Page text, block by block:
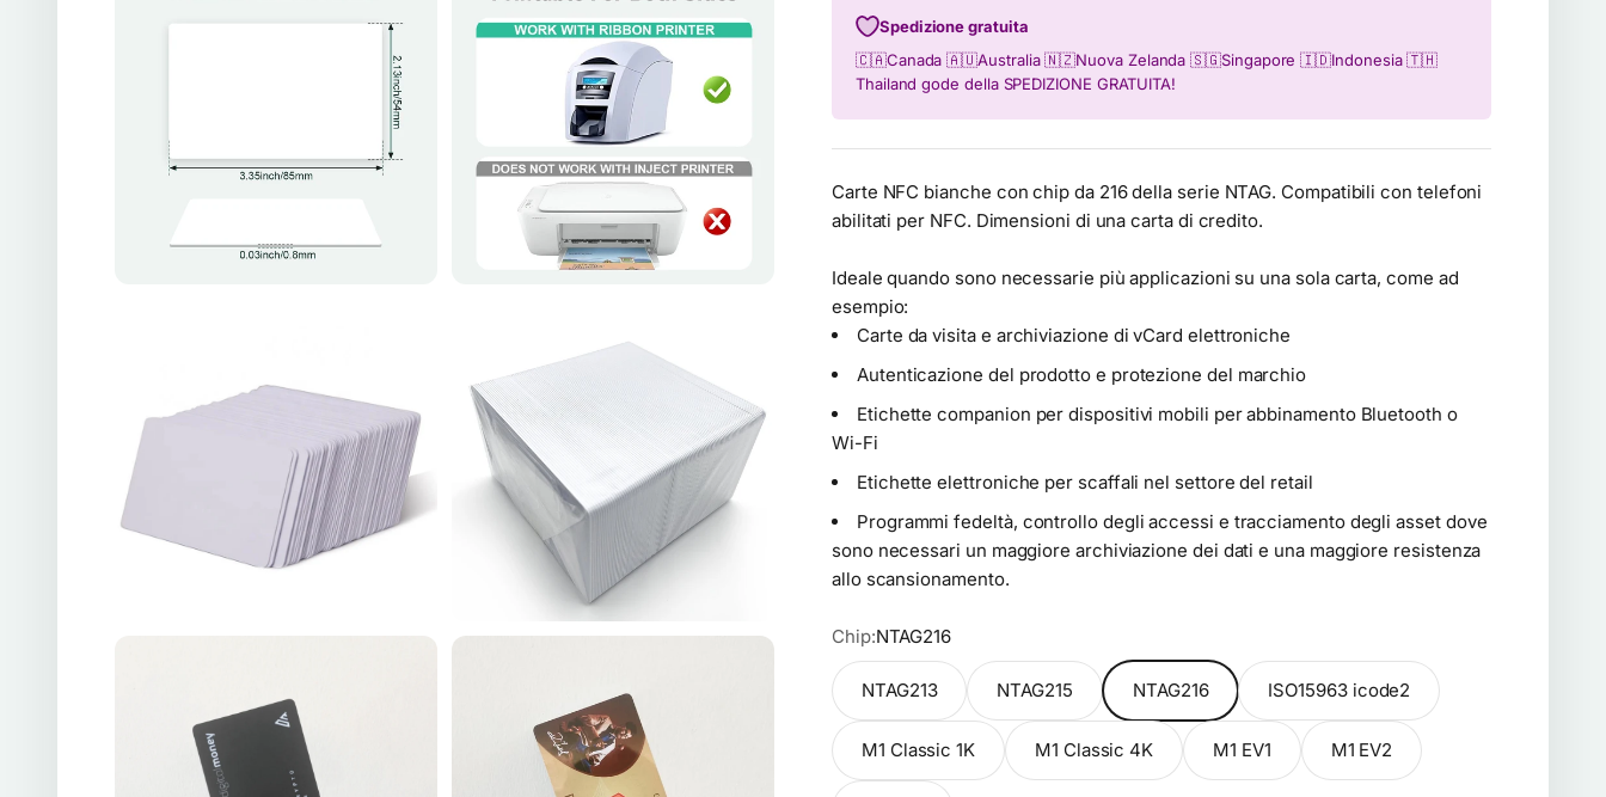
Spedizione gratuita
🇨🇦Canada 🇦🇺Australia 🇳🇿Nuova Zelanda 🇸🇬Singapore 🇮🇩Indonesia 🇹🇭
Thailand gode della SPEDIZIONE GRATUITA!
Carte NFC bianche con chip da 216 della serie NTAG. Compatibili con telefoni
abilitati per NFC. Dimensioni di una carta di credito.
Ideale quando sono necessarie più applicazioni su una sola carta, come ad
esempio:
Carte da visita e archiviazione di vCard elettroniche
Autenticazione del prodotto e protezione del marchio
Etichette companion per dispositivi mobili per abbinamento Bluetooth o
Wi-Fi
Etichette elettroniche per scaffali nel settore del retail
Programmi fedeltà, controllo degli accessi e tracciamento degli asset dove
sono necessari un maggiore archiviazione dei dati e una maggiore resistenza
allo scansionamento.
Chip:NTAG216
NTAG213 NTAG215 NTAG216 ISO15963 icode2
M1 Classic 1K M1 Classic 4K M1 EV1 M1 EV2